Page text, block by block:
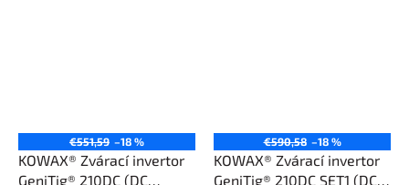
€551,59 –18 %
KOWAX® Zvárací invertor
GeniTig® 210DC (DC
€590,58 –18 %
KOWAX® Zvárací invertor
GeniTig® 210DC SET1 (DC